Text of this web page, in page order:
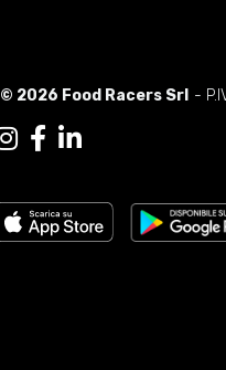
© 2026 Food Racers Srl -